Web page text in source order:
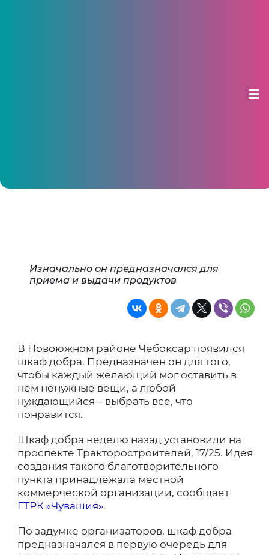
Изначально он предназначался для
приема и выдачи продуктов
В Новоюжном районе Чебоксар появился
шкаф добра. Предназначен он для того,
чтобы каждый желающий мог оставить в
нем ненужные вещи, а любой
нуждающийся – выбрать все, что
понравится.
Шкаф добра неделю назад установили на
проспекте Тракторостроителей, 17/25. Идея
создания такого благотворительного
пункта принадлежала местной
коммерческой организации, сообщает
ГТРК «Чувашия».
По задумке организаторов, шкаф добра
предназначался в первую очередь для